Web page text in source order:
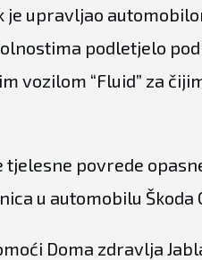
upravljao
podletjelo
vozilom “Fluid” za
povrede
u automobilu Škoda
Doma zdravlja